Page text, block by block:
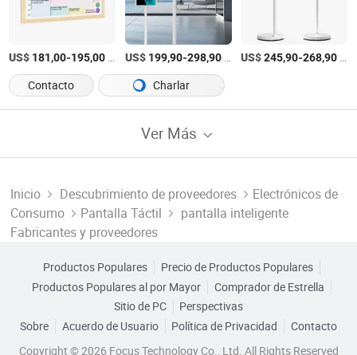
US$ 181,00-195,00 US$ 199,90-298,90/Pieza US$245,90-268,90
Contacto
Charlar
Ver Más
Inicio Descubrimiento de proveedores
Electrónicos de
Consumo
Pantalla Táctil
pantalla inteligente
Fabricantes y proveedores
Productos Populares
Precio de Productos Populares
Productos Populares al por Mayor
Comprador de Estrella
Sitio de PC
Perspectivas
Sobre
Acuerdo de Usuario Política de Privacidad
Contacto
Copyright © 2026 Focus Technology Co., Ltd. All Rights Reserved